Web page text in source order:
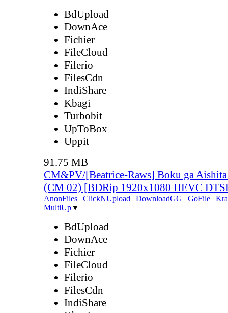
BdUpload
DownAce
Fichier
FileCloud
Filerio
FilesCdn
IndiShare
Kbagi
Turbobit
UpToBox
Uppit
91.75 MB
CM&PV/[Beatrice-Raws] Boku ga
(CM 02) [BDRip 1920x1080 HEVC
AnonFiles | ClickNUpload | DownloadGG | GoFile |
MultiUp▼
BdUpload
DownAce
Fichier
FileCloud
Filerio
FilesCdn
IndiShare